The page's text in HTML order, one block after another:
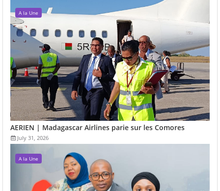
A la Une
AERIEN | Madagascar Airlines parie sur les Comores
July 31, 2026
A la Une